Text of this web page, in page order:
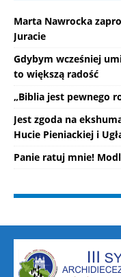
Marta Nawrocka
Juracie
Gdybym wcześniej
to większą radość
„Biblia jest pewnego
Jest zgoda na
Hucie Pieniackiej i
Panie ratuj mnie!